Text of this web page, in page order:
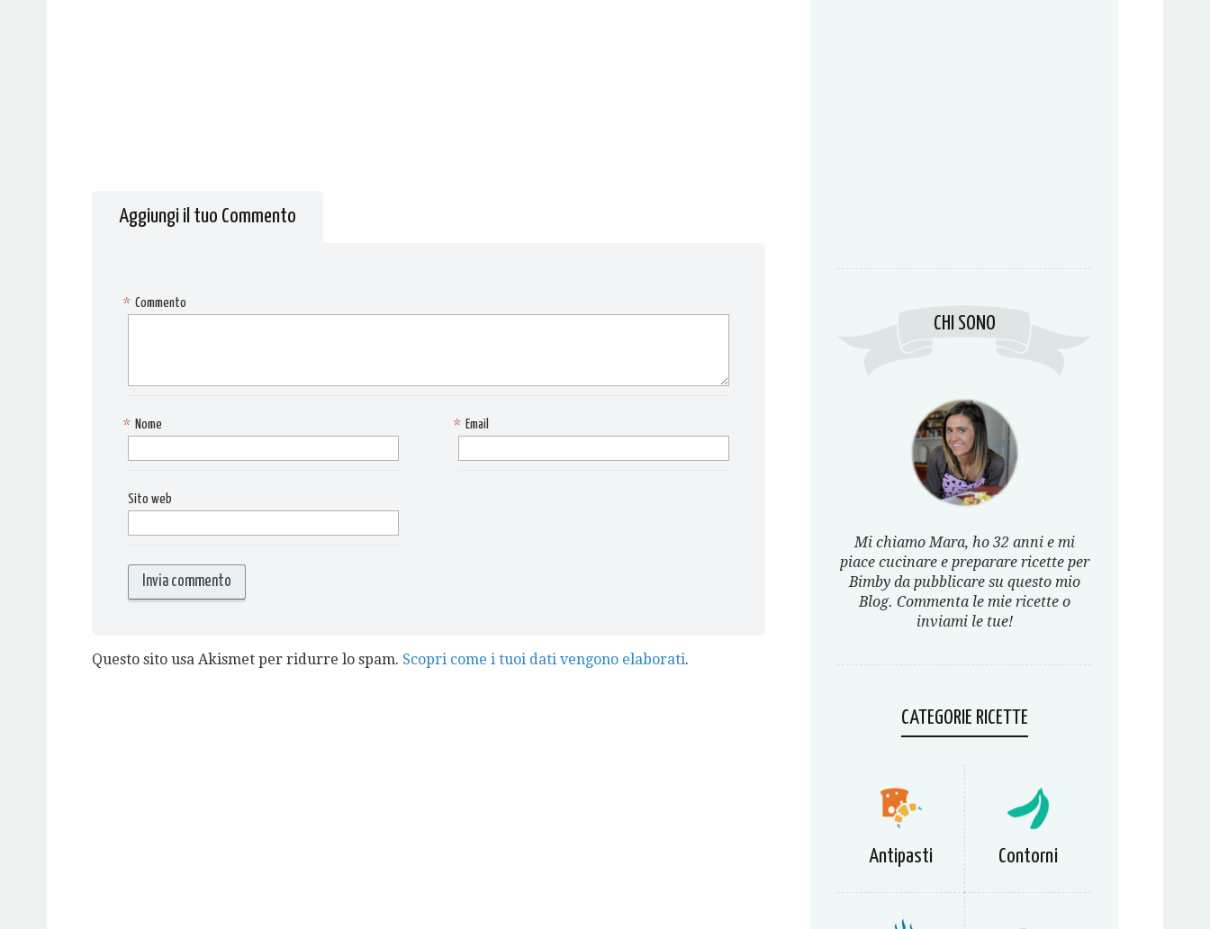
Aggiungi il tuo Commento
Commento
*
Nome
* Email
*
Sito web
Questo sito usa Akismet per ridurre lo spam. Scopri come i tuoi dati vengono elaborati.
CHI SONO
Mi chiamo Mara, ho 32 anni e mi
piace cucinare e preparare ricette per
Bimby da pubblicare su questo mio
Blog. Commenta le mie ricette o
inviami le tue!
CATEGORIE RICETTE
Antipasti Contorni